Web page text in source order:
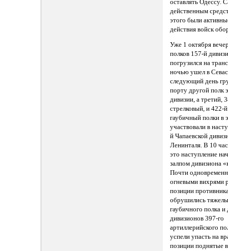
оставлять Одессу.
действенным
этого были
действия войск
Уже 1 октября
полков 157-й
погрузился на
ночью ушел в
следующий день
порту другой полк
дивизии, а третий,
стрелковый, и 422-
гаубичный полки в
участвовали в
й Чапаевской
Ленинталя. В 10
это наступление
залпом дивизиона
Почти
огневыми вихрями
позиции
обрушились
гаубичного полка и
дивизионов 397-го
артиллерийского
успели упасть на
позиции поднятые